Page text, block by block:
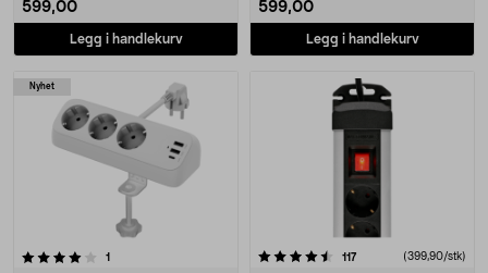
599,00
Legg i handlekurv
599,00
Legg i handlekurv
Nyhet
1
4.5 av 5 stjerner 117anmeldelser(399,90/stk)